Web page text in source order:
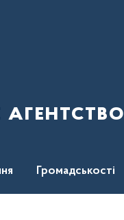
Громадськості